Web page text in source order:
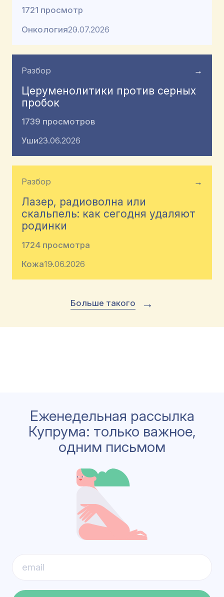
1721 просмотр
Онкология20.07.2026
Разбор →
Церуменолитики против серных
пробок
1739 просмотров
Уши23.06.2026
Разбор →
Лазер, радиоволна или
скальпель: как сегодня удаляют
родинки
1724 просмотра
Кожа19.06.2026
Больше такого →
Еженедельная рассылка
Купрума: только важное,
одним письмом